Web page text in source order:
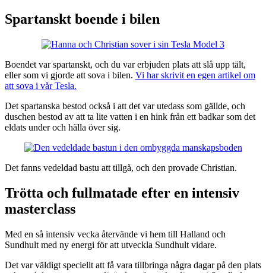
Spartanskt boende i bilen
Boendet var spartanskt, och du var erbjuden plats att slå upp tält,
eller som vi gjorde att sova i bilen. Vi har skrivit en egen artikel om
att sova i vår Tesla.
Det spartanska bestod också i att det var utedass som gällde, och
duschen bestod av att ta lite vatten i en hink från ett badkar som det
eldats under och hälla över sig.
Det fanns vedeldad bastu att tillgå, och den provade Christian.
Trötta och fullmatade efter en intensiv
masterclass
Med en så intensiv vecka återvände vi hem till Halland och
Sundhult med ny energi för att utveckla Sundhult vidare.
Det var väldigt speciellt att få vara tillbringa några dagar på den plats